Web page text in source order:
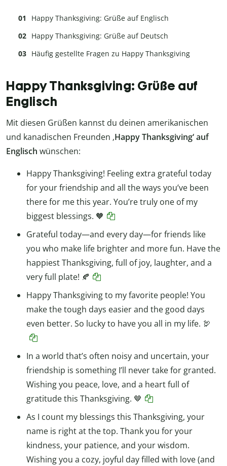
Happy Thanksgiving: Grüße auf Englisch
Happy Thanksgiving: Grüße auf Deutsch
Häufig gestellte Fragen zu Happy Thanksgiving
Happy Thanksgiving: Grüße auf
Englisch
Mit diesen Grüßen kannst du deinen amerikanischen
und kanadischen Freunden ‚Happy Thanksgiving‘auf
Englisch wünschen:
Happy Thanksgiving! Feeling extra grateful today
for your friendship and all the ways you’ve been
there for me this year. You’re truly one of my
biggest blessings. 🧡
Grateful today—and every day—for friends like
you who make life brighter and more fun. Have the
happiest Thanksgiving, full of joy, laughter, and a
very full plate! 🍂
Happy Thanksgiving to my favorite people! You
make the tough days easier and the good days
even better. So lucky to have you all in my life. 🦃
In a world that’s often noisy and uncertain, your
friendship is something I’ll never take for granted.
Wishing you peace, love, and a heart full of
gratitude this Thanksgiving. 🤎
As I count my blessings this Thanksgiving, your
name is right at the top. Thank you for your
kindness, your patience, and your wisdom.
Wishing you a cozy, joyful day filled with love (and